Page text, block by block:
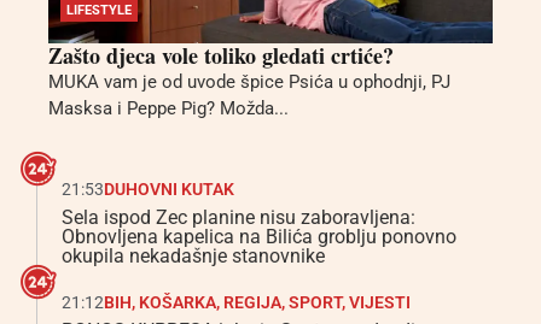
LIFESTYLE
Zašto djeca vole toliko gledati crtiće?
MUKA vam je od uvode špice Psića u ophodnji, PJ
Masksa i Peppe Pig? Možda...
21:53DUHOVNI KUTAK
Sela ispod Zec planine nisu zaboravljena:
Obnovljena kapelica na Bilića groblju ponovno
okupila nekadašnje stanovnike
21:12BIH, KOŠARKA, REGIJA,SPORT,VIJESTI